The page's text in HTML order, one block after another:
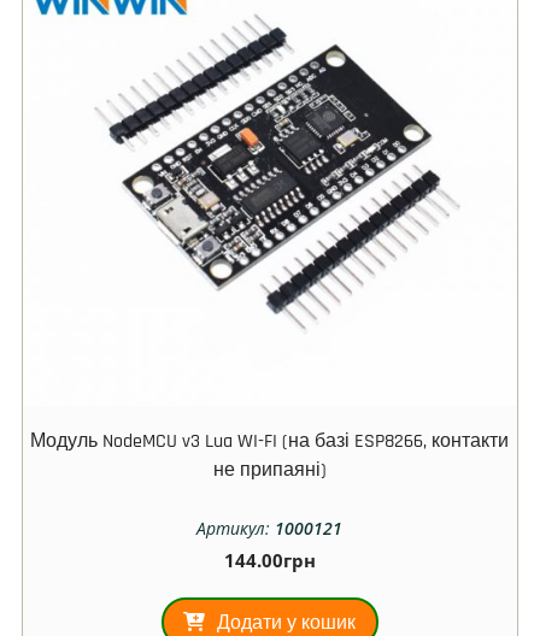
Модуль NodeMCU v3 Lua WI-FI (на базі ESP8266, контакти
не припаяні)
Артикул: 1000121
144.00грн
Додати у кошик